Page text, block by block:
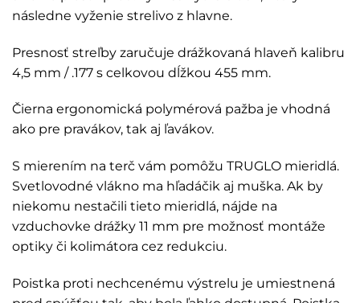
následne vyženie strelivo z hlavne.
Presnosť streľby zaručuje drážkovaná hlaveň kalibru
4,5 mm / .177 s celkovou dĺžkou 455 mm.
Čierna ergonomická polymérová ​​pažba je vhodná
ako pre pravákov, tak aj ľavákov.
S mierením na terč vám pomôžu TRUGLO mieridlá.
Svetlovodné vlákno ma hľadáčik aj muška. Ak by
niekomu nestačili tieto mieridlá, nájde na
vzduchovke drážky 11 mm pre možnosť montáže
optiky či kolimátora cez redukciu.
Poistka proti nechcenému výstrelu je umiestnená